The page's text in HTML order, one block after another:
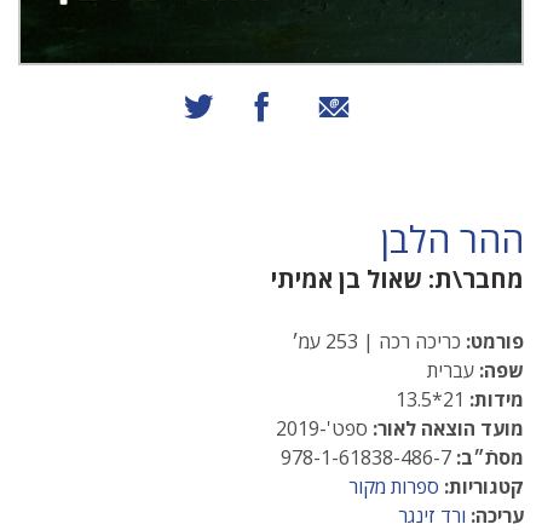
שיתוף באמצעות אימייל
שיתוף בפייסבוק
ההר הלבן
מחבר\ת: שאול בן אמיתי
פורמט: כריכה רכה | 253 עמ׳
שפה: עברית
מידות:
מועד הוצאה לאור: ספט'-2019
מסתֿ״ב:
קטגוריות: ספרות מקור
עריכה: ורד זינגר